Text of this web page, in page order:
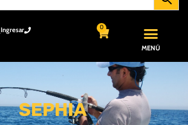
Ingresar 0
MENÚ
SEPHIA